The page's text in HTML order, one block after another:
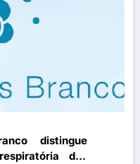
distingue
das